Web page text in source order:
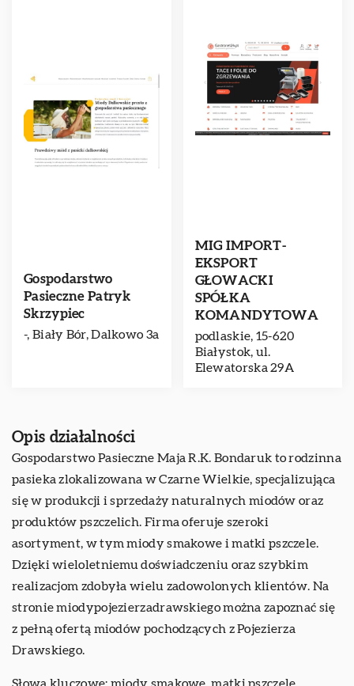
Gospodarstwo
Pasieczne Patryk
Skrzypiec
-, Biały Bór, Dalkowo 3a
MIG IMPORT-
EKSPORT
GŁOWACKI
SPÓŁKA
KOMANDYTOWA
podlaskie, 15-620
Białystok, ul.
Elewatorska 29A
Opis działalności
Gospodarstwo Pasieczne Maja R.K. Bondaruk to rodzinna
pasieka zlokalizowana w Czarne Wielkie, specjalizująca
się w produkcji i sprzedaży naturalnych miodów oraz
produktów pszczelich. Firma oferuje szeroki
asortyment, w tym miody smakowe i matki pszczele.
Dzięki wieloletniemu doświadczeniu oraz szybkim
realizacjom zdobyła wielu zadowolonych klientów. Na
stronie miodypojezierzadrawskiego można zapoznać się
z pełną ofertą miodów pochodzących z Pojezierza
Drawskiego.